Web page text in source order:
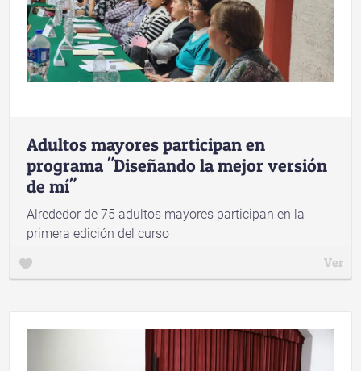
Adultos mayores participan en
programa "Diseñando la mejor versión
de mí"
Alrededor de 75 adultos mayores participan en la
primera edición del curso
Ver